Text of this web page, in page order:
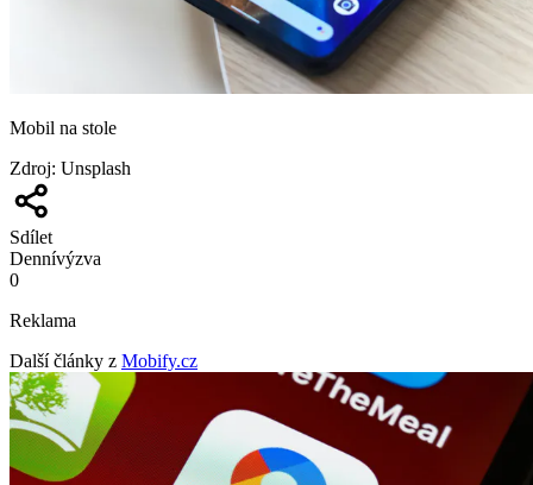
Mobil na stole
Zdroj: Unsplash
Sdílet
Dennívýzva
0
Reklama
Další články z Mobify.cz